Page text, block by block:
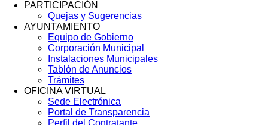
PARTICIPACIÓN
Quejas y Sugerencias
AYUNTAMIENTO
Equipo de Gobierno
Corporación Municipal
Instalaciones Municipales
Tablón de Anuncios
Trámites
OFICINA VIRTUAL
Sede Electrónica
Portal de Transparencia
Perfil del Contratante